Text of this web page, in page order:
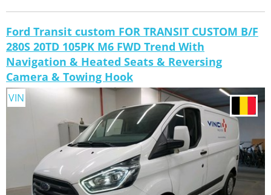
Ford Transit custom FOR TRANSIT CUSTOM B/F
280S 20TD 105PK M6 FWD Trend With
Navigation & Heated Seats & Reversing
Camera & Towing Hook
VIN